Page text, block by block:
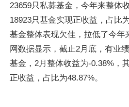
23659只私募基金，今年来整体
18923只基金实现正收益，占比
基金整体表现欠佳，拉低了今年
网数据显示，截止2月底，有业
基金，2月整体收益为-0.38%，
正收益，占比为48.87%。